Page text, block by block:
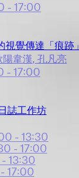
- 17:00
覺傳達「痕跡」
陽韋漢 孔凡亮
- 17:00
誌工作坊
- 13:30
- 17:00
13:30
17:00